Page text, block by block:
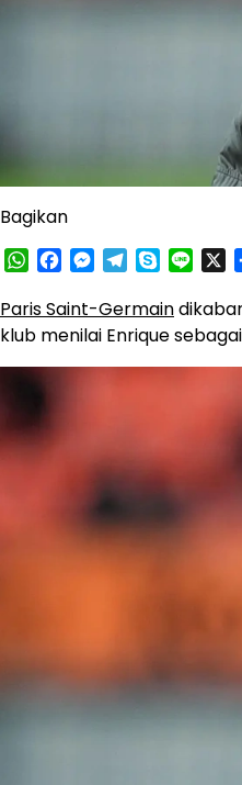
Bagikan
WhatsApp
Facebook
Messenger
Telegram
SkypeLine
Paris Saint-Germain
klub menilai Enrique